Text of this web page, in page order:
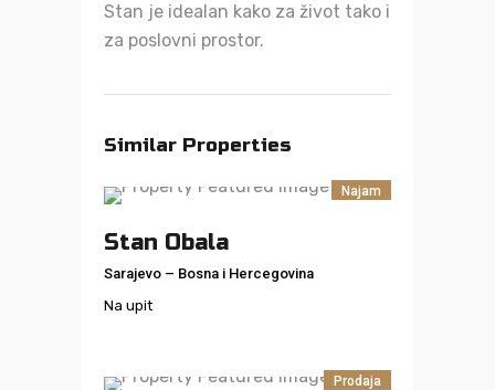
Stan je idealan kako za život tako i
za poslovni prostor.
Similar Properties
Najam
Stan Obala
Sarajevo – Bosna i Hercegovina
Na upit
Prodaja